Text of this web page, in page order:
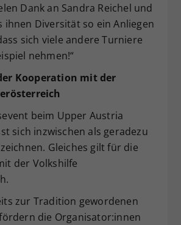
Dank an Sandra Reichel und
ihnen Diversität so ein Anliegen
sich viele andere Turniere
nehmen!“
Kooperation mit der
österreich
beim Upper Austria
sich inzwischen als geradezu
Gleiches gilt für die
der Volkshilfe
zur Tradition gewordenen
die Organisator:innen